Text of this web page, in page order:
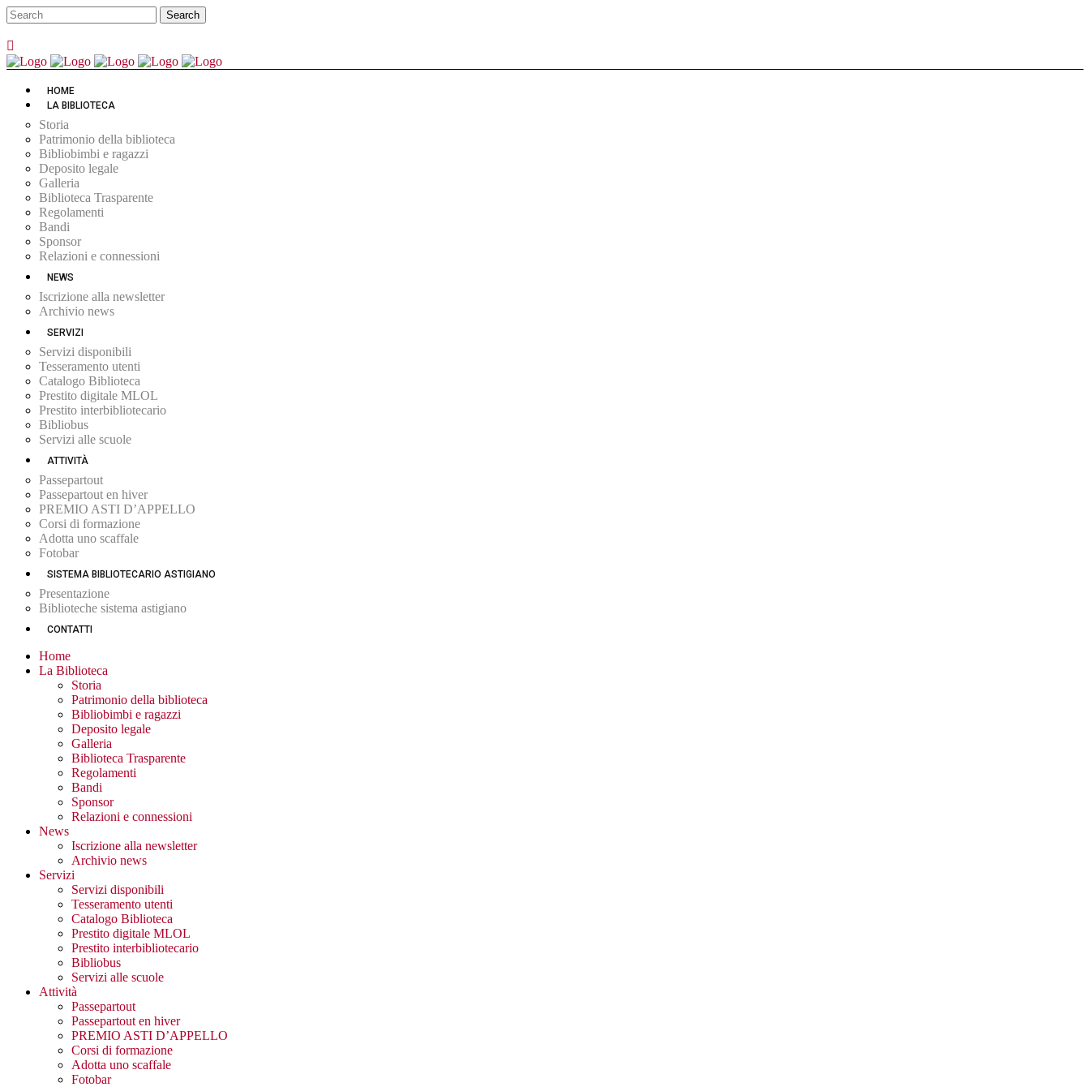
HOME
LA BIBLIOTECA
Storia
Patrimonio della biblioteca
Bibliobimbi e ragazzi
Deposito legale
Galleria
Biblioteca Trasparente
Regolamenti
Bandi
Sponsor
Relazioni e connessioni
NEWS
Iscrizione alla newsletter
Archivio news
SERVIZI
Servizi disponibili
Tesseramento utenti
Catalogo Biblioteca
Prestito digitale MLOL
Prestito interbibliotecario
Bibliobus
Servizi alle scuole
ATTIVITÀ
Passepartout
Passepartout en hiver
PREMIO ASTI D’APPELLO
Corsi di formazione
Adotta uno scaffale
Fotobar
SISTEMA BIBLIOTECARIO ASTIGIANO
Presentazione
Biblioteche sistema astigiano
CONTATTI
Home
La Biblioteca
Storia
Patrimonio della biblioteca
Bibliobimbi e ragazzi
Deposito legale
Galleria
Biblioteca Trasparente
Regolamenti
Bandi
Sponsor
Relazioni e connessioni
News
Iscrizione alla newsletter
Archivio news
Servizi
Servizi disponibili
Tesseramento utenti
Catalogo Biblioteca
Prestito digitale MLOL
Prestito interbibliotecario
Bibliobus
Servizi alle scuole
Attività
Passepartout
Passepartout en hiver
PREMIO ASTI D’APPELLO
Corsi di formazione
Adotta uno scaffale
Fotobar